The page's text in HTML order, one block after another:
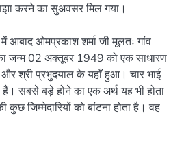
करने का सुअवसर मिल गया।
आबाद ओमप्रकाश शर्मा जी मूलतः गांव
जन्म 02 अक्तूबर 1949 को एक साधारण
और श्री प्रभुदयाल के यहाँ हुआ। चार भाई
सबसे बड़े होने का एक अर्थ यह भी होता
कुछ जिम्मेदारियों को बांटना होता है। वह